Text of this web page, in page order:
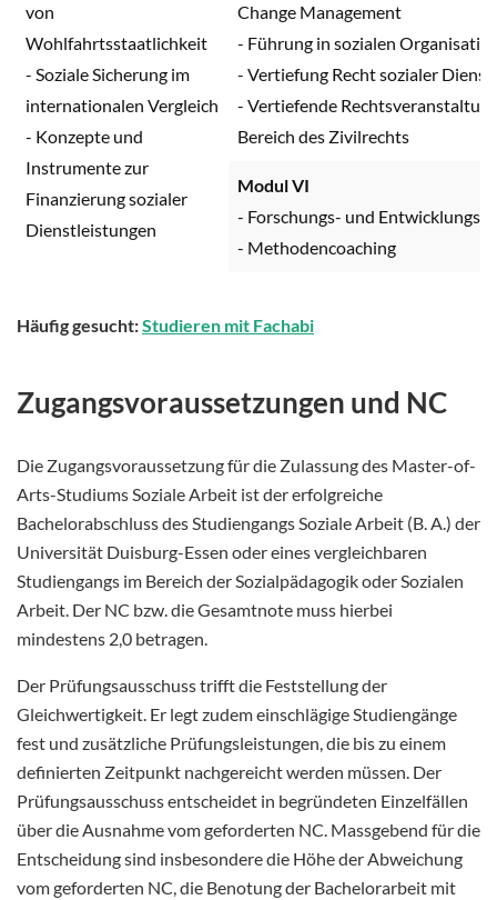
von
Wohlfahrtsstaatlichkeit
- Soziale Sicherung im
internationalen Vergleich
- Konzepte und
Instrumente zur
Finanzierung sozialer
Dienstleistungen
Change Management
- Führung in sozialen
- Vertiefung Recht sozialer
- Vertiefende
Bereich des Zivilrechts
Modul VI
- Forschungs- und
- Methodencoaching
Häufig gesucht:Studieren mit Fachabi
Zugangsvoraussetzungen und NC
Die Zugangsvoraussetzung für die Zulassung des Master-of-
Arts-Studiums Soziale Arbeit ist der erfolgreiche
Bachelorabschluss des Studiengangs Soziale Arbeit (B. A.) der
Universität Duisburg-Essen oder eines vergleichbaren
Studiengangs im Bereich der Sozialpädagogik oder Sozialen
Arbeit. Der NC bzw. die Gesamtnote muss hierbei
mindestens 2,0 betragen.
Der Prüfungsausschuss trifft die Feststellung der
Gleichwertigkeit. Er legt zudem einschlägige Studiengänge
fest und zusätzliche Prüfungsleistungen, die bis zu einem
definierten Zeitpunkt nachgereicht werden müssen. Der
Prüfungsausschuss entscheidet in begründeten Einzelfällen
über die Ausnahme vom geforderten NC. Massgebend für die
Entscheidung sind insbesondere die Höhe der Abweichung
vom geforderten NC, die Benotung der Bachelorarbeit mit